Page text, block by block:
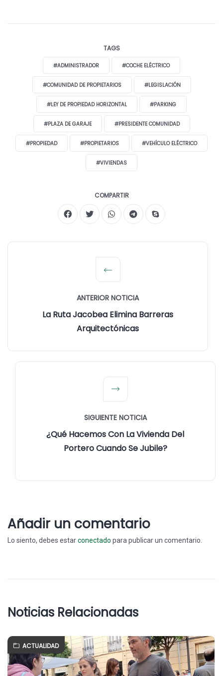
TAGS
#ADMINISTRADOR #COCHE ELÉCTRICO
#COMUNIDAD DE PROPIETARIOS #LEGISLACIÓN
#LEY DE PROPIEDAD HORIZONTAL #PARKING
#PLAZA DE GARAJE #PRESIDENTE COMUNIDAD
#PROPIEDAD #PROPIETARIOS #VEHÍCULO ELÉCTRICO
#VIVIENDAS
COMPARTIR
ANTERIOR NOTICIA
La Ruta Jacobea Elimina Barreras
Arquitectónicas
SIGUIENTE NOTICIA
¿Qué Hacemos Con La Vivienda Del
Portero Cuando Se Jubile?
Añadir un comentario
Lo siento, debes estarconectado para publicar un comentario.
Noticias Relacionadas
ACTUALIDAD